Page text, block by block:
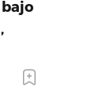
bajo